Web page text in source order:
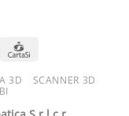
3D
SCANNER 3D